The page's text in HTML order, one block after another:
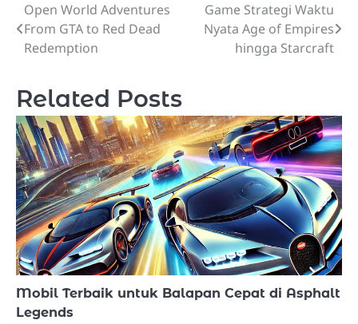
Post
navigation
Open World Adventures
From GTA to Red Dead
Redemption
Game Strategi Waktu
Nyata Age of Empires
hingga Starcraft
Related Posts
Mobil Terbaik untuk Balapan Cepat di Asphalt
Legends